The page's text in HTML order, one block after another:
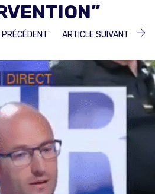
ARTICLE
ARTICLE SUIVANT